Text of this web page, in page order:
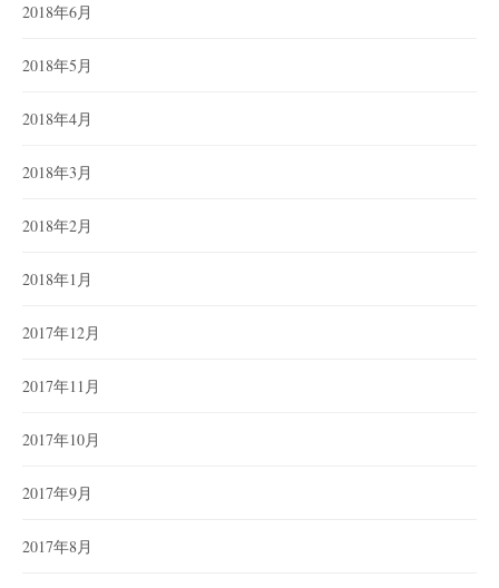
2018年6月
2018年5月
2018年4月
2018年3月
2018年2月
2018年1月
2017年12月
2017年11月
2017年10月
2017年9月
2017年8月